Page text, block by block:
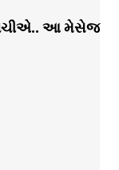
બચીએ.. આ મેસેજ